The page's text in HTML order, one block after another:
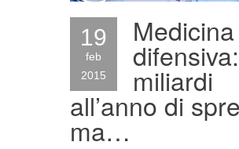
19
feb
2015
Medicina
miliardi
all’anno di
ma…